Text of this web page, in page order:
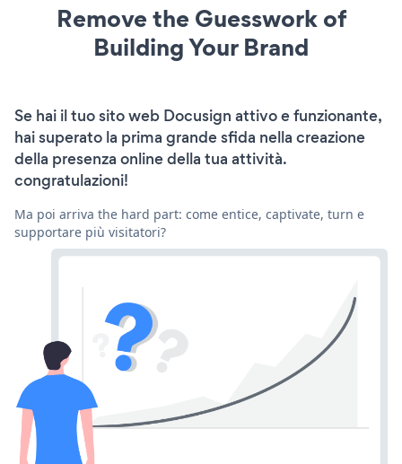
Remove the Guesswork of
Building Your Brand
Se hai il tuo sito web Docusign attivo e funzionante,
hai superato la prima grande sfida nella creazione
della presenza online della tua attività.
congratulazioni!
Ma poi arriva the hard part: come entice, captivate, turn e
supportare più visitatori?